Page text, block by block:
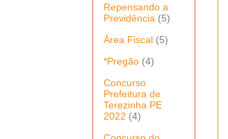
Repensando a
Previdência (5)
Área Fiscal (5)
*Pregão (4)
Concurso
Prefeitura de
Terezinha PE
2022 (4)